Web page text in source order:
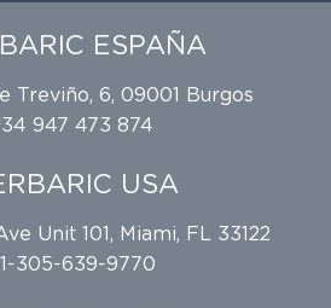
ESPAÑA
Treviño, 6, 09001 Burgos
947 473 874
USA
Unit 101, Miami, FL 33122
305-639-9770